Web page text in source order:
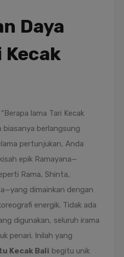
Daya
Kecak
lama Tari Kecak
biasanya berlangsung
pertunjukan, Anda
epik Ramayana—
Rama, Shinta,
dimainkan dengan
energik. Tidak ada
digunakan, seluruh irama
penari. Inilah yang
Kecak Bali begitu unik